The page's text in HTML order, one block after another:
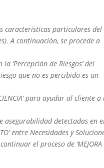
características particulares del
A continuación, se procede a
‘Percepción de Riesgos’ del
que no es percibido es un
para ayudar al cliente
asegurabilidad detectadas en
entre Necesidades y
el proceso de ‘MEJORA